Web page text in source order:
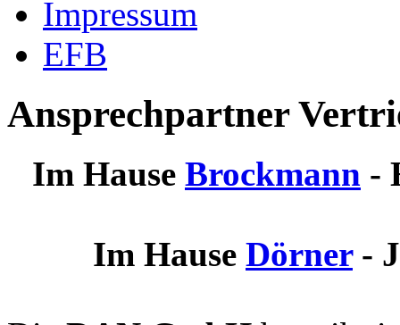
Impressum
EFB
Ansprechpartner
Im Hause Brockmann -
Im Hause Dörner-